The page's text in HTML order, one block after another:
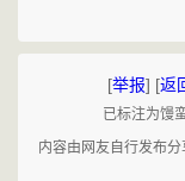
[举报] [返
已标注为馒
内容由网友自行发布